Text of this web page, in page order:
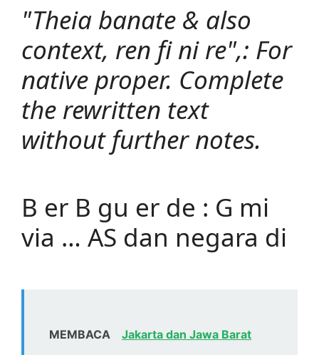
"Theia banate & also
context, ren fi ni re",: For
native proper. Complete
the rewritten text
without further notes.
B er B gu er de : G mi
via … AS dan negara di
MEMBACA Jakarta dan Jawa Barat